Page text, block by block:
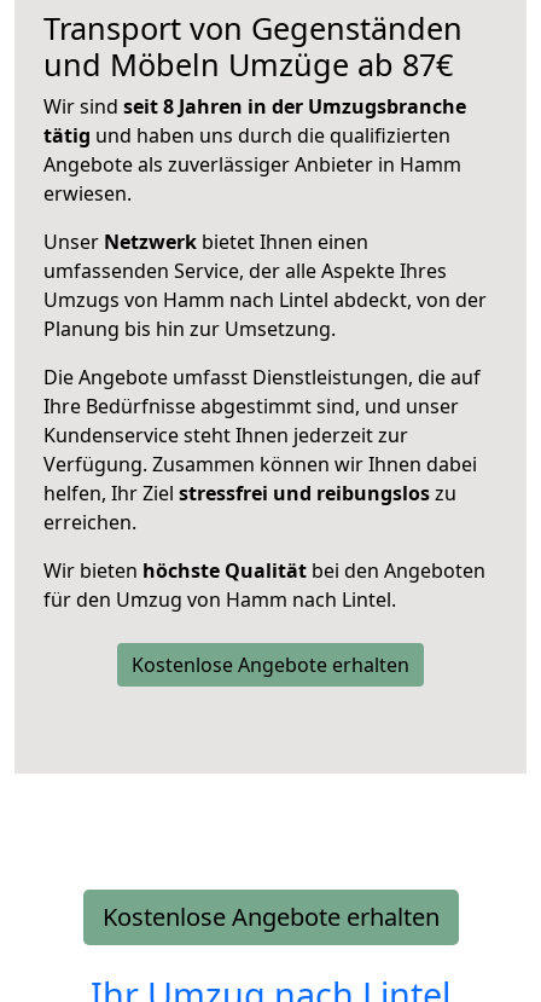
Transport von Gegenständen
und Möbeln Umzüge ab 87€
Wir sind seit 8 Jahren in der Umzugsbranche
tätig und haben uns durch die qualifizierten
Angebote als zuverlässiger Anbieter in Hamm
erwiesen.
Unser Netzwerk bietet Ihnen einen
umfassenden Service, der alle Aspekte Ihres
Umzugs von Hamm nach Lintel abdeckt, von der
Planung bis hin zur Umsetzung.
Die Angebote umfasst Dienstleistungen, die auf
Ihre Bedürfnisse abgestimmt sind, und unser
Kundenservice steht Ihnen jederzeit zur
Verfügung. Zusammen können wir Ihnen dabei
helfen, Ihr Ziel stressfrei und reibungsloszu
erreichen.
Wir bieten höchste Qualität bei den Angeboten
für den Umzug von Hamm nach Lintel.
Kostenlose Angebote erhalten
Kostenlose Angebote erhalten